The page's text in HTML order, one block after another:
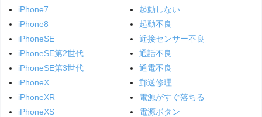
iPhone7
iPhone8
iPhoneSE
iPhoneSE第2世代
iPhoneSE第3世代
iPhoneX
iPhoneXR
iPhoneXS
起動しない
起動不良
近接センサー不良
通話不良
通電不良
郵送修理
電源がすぐ落ちる
電源ボタン